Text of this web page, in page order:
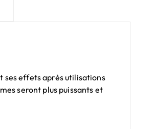
ses effets après utilisations
seront plus puissants et